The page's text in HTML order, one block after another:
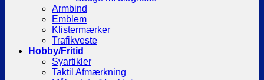
Armbind
Emblem
Klistermærker
Trafikveste
Hobby/Fritid
Syartikler
Taktil Afmærkning